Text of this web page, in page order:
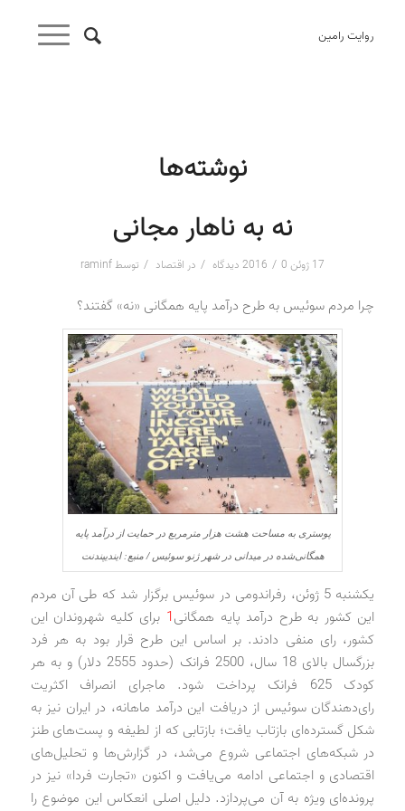
روایت رامین
نوشته‌ها
نه به ناهار مجانی
17 ژوئن 2016 / 0 دیدگاه / در اقتصاد / توسط raminf
چرا مردم سوئیس به طرح درآمد پایه همگانی «نه» گفتند؟
پوستری به مساحت هشت هزار مترمربع در حمایت از درآمد پایه
همگانی‌شده در میدانی در شهر ژنو سوئیس / منبع: ایندیپندنت
یکشنبه 5 ژوئن، رفراندومی در سوئیس برگزار شد که طی آن مردم
این کشور به طرح درآمد پایه همگانی1 برای کلیه شهروندان این
کشور، رای منفی دادند. بر اساس این طرح قرار بود به هر فرد
بزرگسال بالای 18 سال، 2500 فرانک (حدود 2555 دلار) و به هر
کودک 625 فرانک پرداخت شود. ماجرای انصراف اکثریت
رای‌دهندگان سوئیس از دریافت این درآمد ماهانه، در ایران نیز به
شکل گسترده‌ای بازتاب یافت؛ بازتابی که از لطیفه و پست‌های طنز
در شبکه‌های اجتماعی شروع می‌شد، در گزارش‌ها و تحلیل‌های
اقتصادی و اجتماعی ادامه می‌یافت و اکنون «تجارت فردا» نیز در
پرونده‌ای ویژه به آن می‌پردازد. دلیل اصلی انعکاس این موضوع را